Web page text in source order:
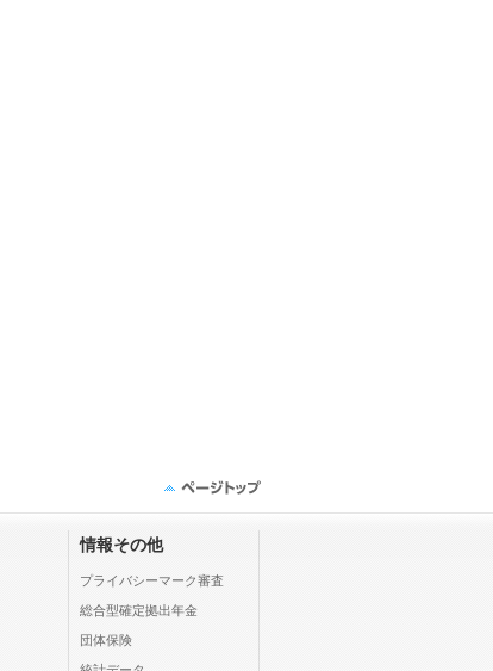
情報その他
プライバシーマーク審査
総合型確定拠出年金
団体保険